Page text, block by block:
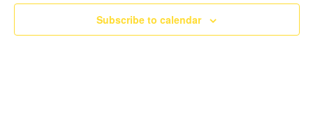
Subscribe to calendar